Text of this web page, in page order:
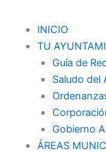
contenido
INICIO
TU
Guía de
Saludo del
Gobierno
ÁREAS
Menu